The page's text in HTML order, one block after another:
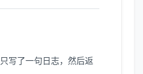
写了一句日志，然后返